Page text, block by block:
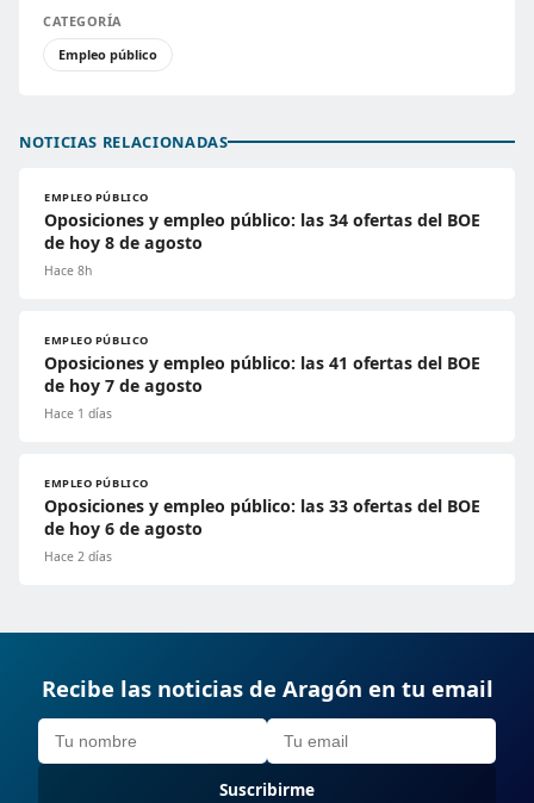
CATEGORÍA
Empleo público
NOTICIAS RELACIONADAS
EMPLEO PÚBLICO
Oposiciones y empleo público: las 34 ofertas del BOE
de hoy 8 de agosto
Hace 8h
EMPLEO PÚBLICO
Oposiciones y empleo público: las 41 ofertas del BOE
de hoy 7 de agosto
Hace 1 días
EMPLEO PÚBLICO
Oposiciones y empleo público: las 33 ofertas del BOE
de hoy 6 de agosto
Hace 2 días
Recibe las noticias de Aragón en tu email
Suscribirme